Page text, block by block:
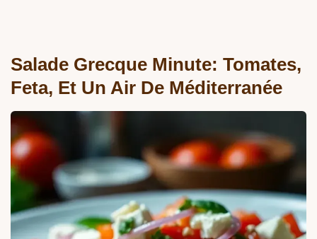
Salade Grecque Minute: Tomates,
Feta, Et Un Air De Méditerranée